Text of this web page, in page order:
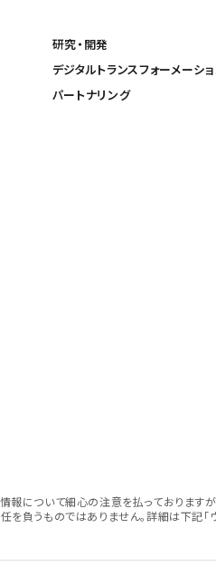
研究・開発
デジタルトランスフォーメーシ
パートナリング
報について細心の注意を払っております
負うものではありません。詳細は下記「